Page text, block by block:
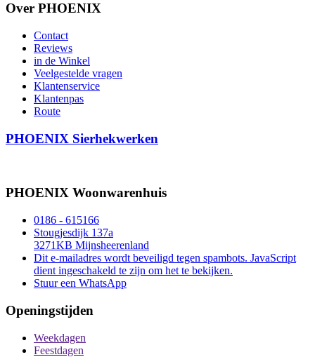
Over PHOENIX
Contact
Reviews
in de Winkel
Veelgestelde vragen
Klantenservice
Klantenpas
Route
PHOENIX Sierhekwerken
PHOENIX Woonwarenhuis
0186 - 615166
Stougjesdijk 137a
3271KB Mijnsheerenland
Dit e-mailadres wordt beveiligd tegen spambots. JavaScript
dient ingeschakeld te zijn om het te bekijken.
Stuur een WhatsApp
Openingstijden
Weekdagen
Feestdagen